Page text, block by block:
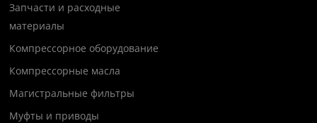
Запчасти и расходные
материалы
Компрессорное оборудование
Компрессорные масла
Магистральные фильтры
Муфты и приводы